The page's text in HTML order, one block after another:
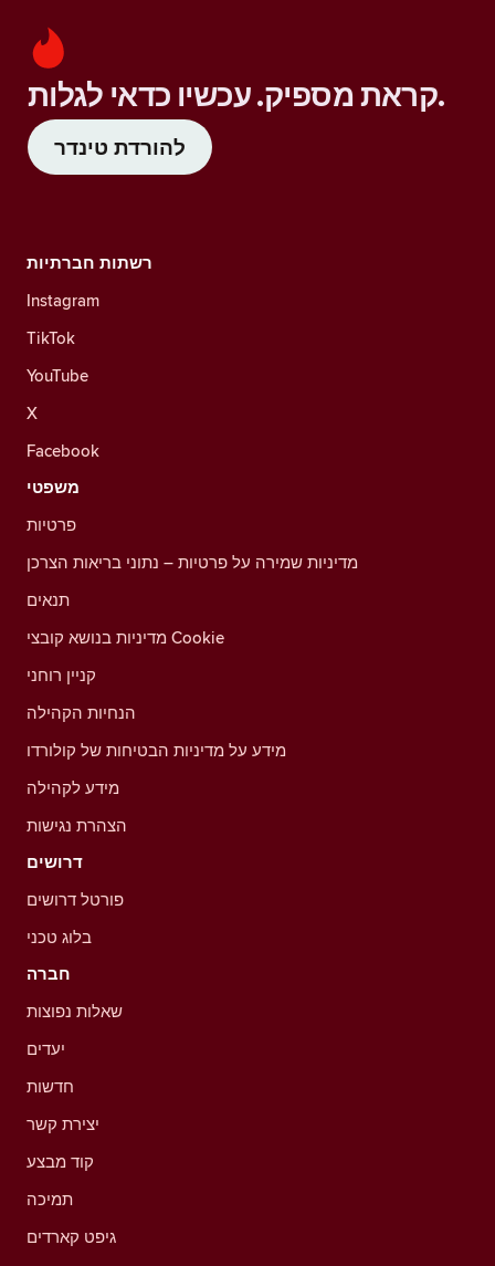
קראת מספיק. עכשיו כדאי לגלות.
להורדת טינדר
רשתות חברתיות
Instagram
TikTok
YouTube
X
Facebook
משפטי
פרטיות
מדיניות שמירה על פרטיות – נתוני בריאות הצרכן
תנאים
מדיניות בנושא קובצי Cookie
קניין רוחני
הנחיות הקהילה
מידע על מדיניות הבטיחות של קולורדו
מידע לקהילה
הצהרת נגישות
דרושים
פורטל דרושים
בלוג טכני
חברה
שאלות נפוצות
יעדים
חדשות
יצירת קשר
קוד מבצע
תמיכה
גיפט קארדים